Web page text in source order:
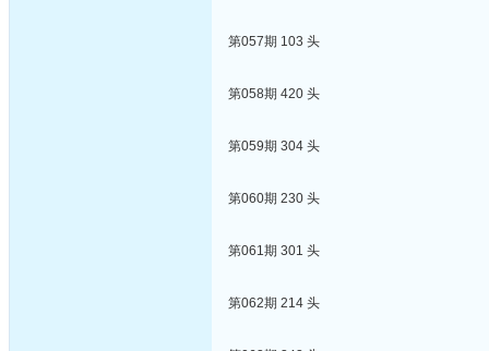
第057期 103 头
第058期 420 头
第059期 304 头
第060期 230 头
第061期 301 头
第062期 214 头